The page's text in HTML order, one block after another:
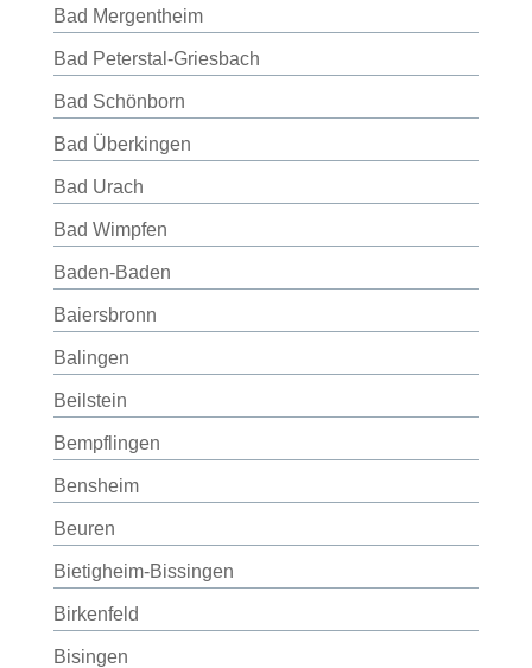
Bad Mergentheim
Bad Peterstal-Griesbach
Bad Schönborn
Bad Überkingen
Bad Urach
Bad Wimpfen
Baden-Baden
Baiersbronn
Balingen
Beilstein
Bempflingen
Bensheim
Beuren
Bietigheim-Bissingen
Birkenfeld
Bisingen